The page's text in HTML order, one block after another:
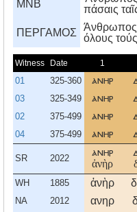
MNB
πάσαις
ΠΕΡΓΑΜΟΣ
Άνθρωπος
όλους
Witness Date 1
01 325-360 ανηρ
03 325-349 ανηρ
02 375-499 ανηρ
04 375-499 ανηρ
SR 2022
ανηρ
ἀνὴρ
WH 1885 ἀνὴρ
NA 2012 ανηρ